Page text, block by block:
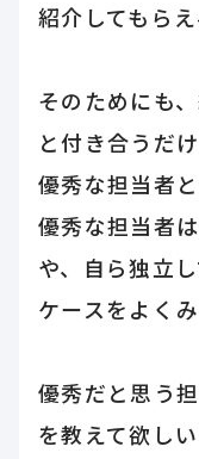
紹介してもらえ
そのためにも
と付き合うだ
優秀な担当者
優秀な担当者
や、自ら独立
ケースをよくみ
優秀だと思う
を教えて欲し